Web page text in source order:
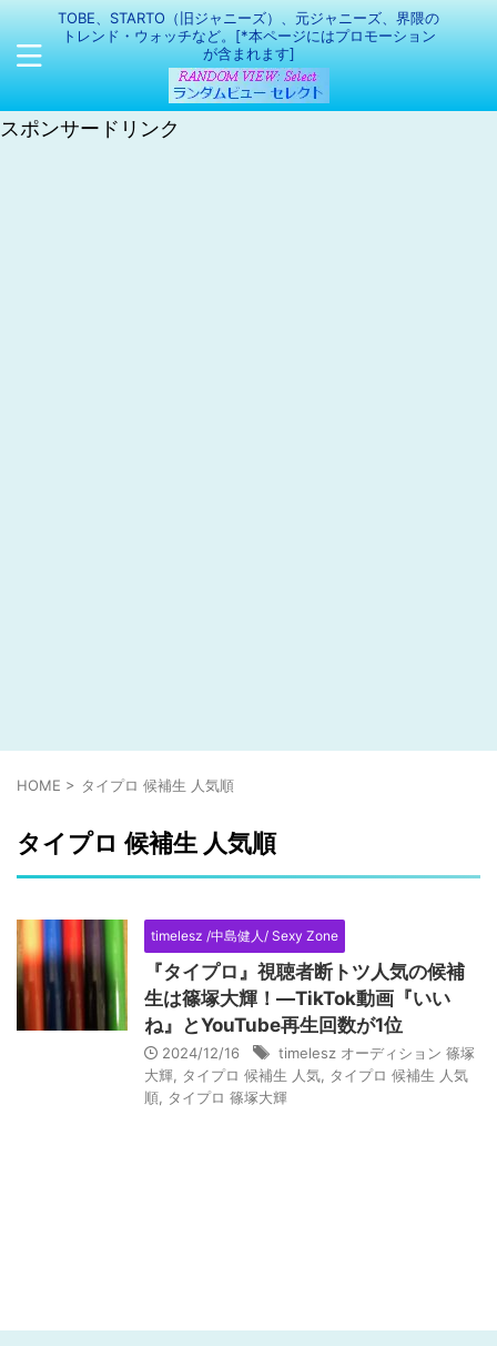
TOBE、STARTO（旧ジャニーズ）、元ジャニーズ、界隈の
トレンド・ウォッチなど。[*本ページにはプロモーション
が含まれます]
スポンサードリンク
HOME > タイプロ 候補生 人気順
タイプロ 候補生 人気順
timelesz /中島健人/ Sexy Zone
『タイプロ』視聴者断トツ人気の候補
生は篠塚大輝！―TikTok動画『いい
ね』とYouTube再生回数が1位
2024/12/16
timelesz オーディション 篠塚
大輝
タイプロ 候補生 人気
タイプロ 候補生 人気
順
タイプロ 篠塚大輝